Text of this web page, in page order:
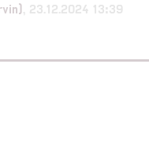
, 23.12.2024 13:39